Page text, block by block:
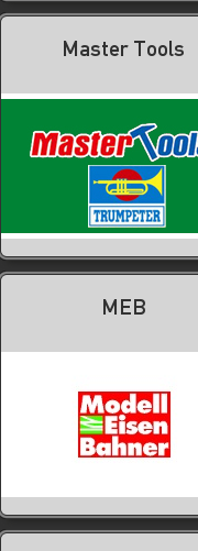
Master Tools
MEB